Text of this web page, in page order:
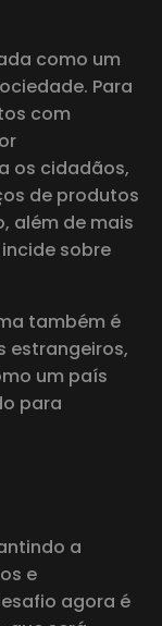
como um
Para
com
os cidadãos,
de produtos
além de mais
sobre
também é
estrangeiros,
um país
para
a
e
agora é